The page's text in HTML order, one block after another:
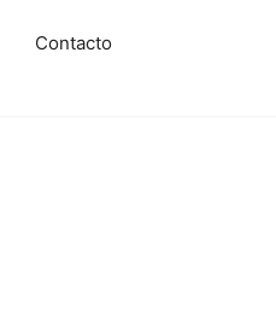
Contacto